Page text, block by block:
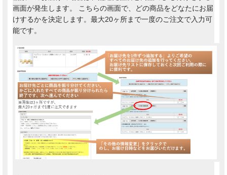
画面が発生します。 こちらの画面で、どの商品をどなたにお届
けするかを決定します。最大20ヶ所まで一度のご注文で入力可
能です。